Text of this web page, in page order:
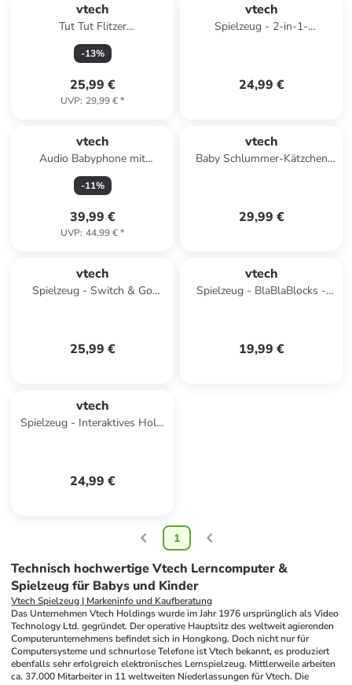
vtech
Tut Tut Flitzer
Adventskalender in
Mehrfarbig ab 12 Monate
-13%
25,99 €
UVP: 29,99 €*
vtech
Spielzeug - 2-in-1-
24,99 €
vtech
Audio Babyphone mit
Projektionsnachtlicht in Weiß
ab 0 Monate
-11%
39,99 €
UVP: 44,99 €*
vtech
Baby Schlummer-Kätzchen
29,99 €
vtech
Spielzeug - Switch & Go
25,99 €
vtech
Spielzeug - BlaBlaBlocks -
19,99 €
vtech
Spielzeug - Interaktives Holz-
24,99 €
1
Technisch hochwertige Vtech Lerncomputer &
Spielzeug für Babys und Kinder
Vtech Spielzeug | Markeninfo und Kaufberatung
Das Unternehmen Vtech Holdings wurde im Jahr 1976 ursprünglich als Video
Technology Ltd. gegründet. Der operative Hauptsitz des weltweit agierenden
Computerunternehmens befindet sich in Hongkong. Doch nicht nur für
Computersysteme und schnurlose Telefone ist Vtech bekannt, es produziert
ebenfalls sehr erfolgreich elektronisches Lernspielzeug. Mittlerweile arbeiten
ca. 37.000 Mitarbeiter in 11 weltweiten Niederlassungen für Vtech. Die